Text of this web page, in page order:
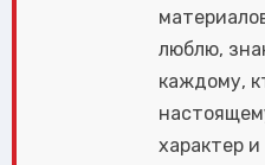
люблю,
каждому,
характер